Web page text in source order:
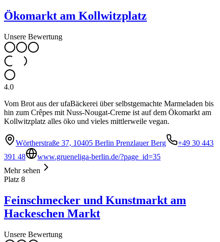
Ökomarkt am Kollwitzplatz
Unsere Bewertung
4.0
Vom Brot aus der ufaBäckerei über selbstgemachte Marmeladen bis
hin zum Crêpes mit Nuss-Nougat-Creme ist auf dem Ökomarkt am
Kollwitzplatz alles öko und vieles mittlerweile vegan.
Wörtherstraße 37, 10405 Berlin Prenzlauer Berg
+49 30 443
391 48
www.grueneliga-berlin.de/?page_id=35
Mehr sehen
Platz 8
Feinschmecker und Kunstmarkt am
Hackeschen Markt
Unsere Bewertung